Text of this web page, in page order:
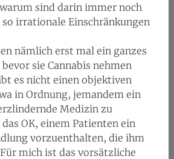
sind darin immer noch
irrationale Einschränkungen
nämlich erst mal ein ganzes
sie Cannabis nehmen
es nicht einen objektiven
in Ordnung, jemandem ein
Medizin zu
OK, einem Patienten ein
vorzuenthalten, die ihm
mich ist das vorsätzliche